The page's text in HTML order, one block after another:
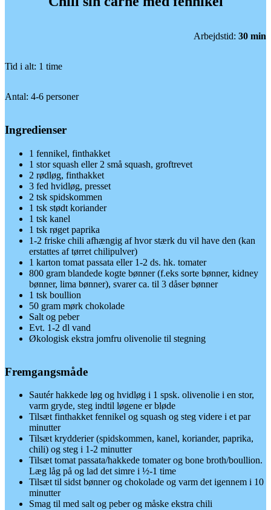
Arbejdstid: 30 min
Tid i alt: 1 time
Antal: 4-6 personer
Ingredienser
1 fennikel, finthakket
1 stor squash eller 2 små squash, groftrevet
2 rødløg, finthakket
3 fed hvidløg, presset
2 tsk spidskommen
1 tsk stødt koriander
1 tsk kanel
1 tsk røget paprika
1-2 friske chili afhængig af hvor stærk du vil have den (kan
erstattes af tørret chilipulver)
1 karton tomat passata eller 1-2 ds. hk. tomater
800 gram blandede kogte bønner (f.eks sorte bønner, kidney
bønner, lima bønner), svarer ca. til 3 dåser bønner
1 tsk boullion
50 gram mørk chokolade
Salt og peber
Evt. 1-2 dl vand
Økologisk ekstra jomfru olivenolie til stegning
Fremgangsmåde
Sautér hakkede løg og hvidløg i 1 spsk. olivenolie i en stor,
varm gryde, steg indtil løgene er bløde
Tilsæt finthakket fennikel og squash og steg videre i et par
minutter
Tilsæt krydderier (spidskommen, kanel, koriander, paprika,
chili) og steg i 1-2 minutter
Tilsæt tomat passata/hakkede tomater og bone broth/boullion.
Læg låg på og lad det simre i ½-1 time
Tilsæt til sidst bønner og chokolade og varm det igennem i 10
minutter
Smag til med salt og peber og måske ekstra chili